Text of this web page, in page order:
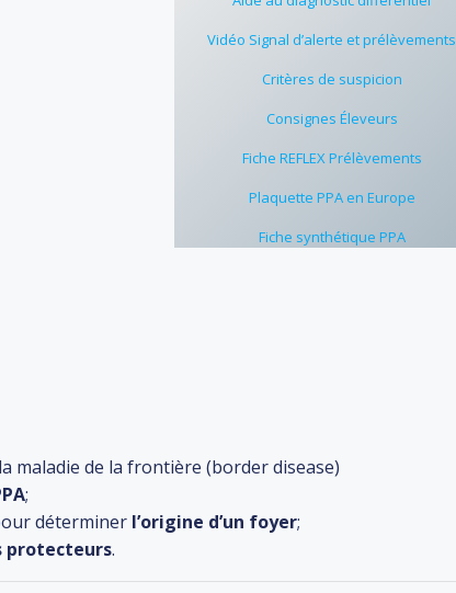
Vidéo Signal d’alerte et prélèvements
Critères de suspicion
Consignes Éleveurs
Fiche REFLEX Prélèvements
Plaquette PPA en Europe
Fiche synthétique PPA
maladie de la frontière (border disease)
;
déterminer l’origine d’un foyer;
protecteurs.